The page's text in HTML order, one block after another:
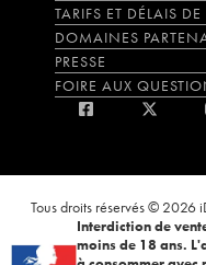
TARIFS ET DÉLAIS
DOMAINES
PRESSE
FOIRE AUX
Tous droits réservés © 2026
Interdiction de
moins de 18 ans.